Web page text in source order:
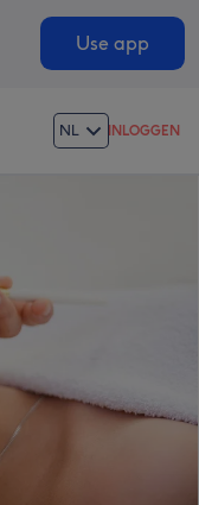
Use app
NL INLOGGEN